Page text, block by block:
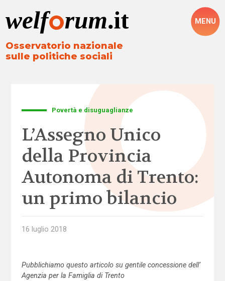
Osservatorio nazionale
sulle politiche sociali
MENU
Povertà e disuguaglianze
L’Assegno Unico
della Provincia
Autonoma di Trento:
un primo bilancio
16 luglio 2018
Pubblichiamo questo articolo su gentile concessione dell’
Agenzia per la Famiglia di Trento